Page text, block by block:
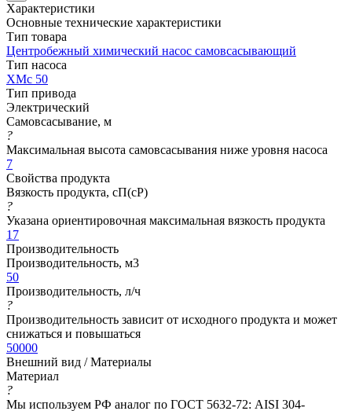
Характеристики
Основные технические характеристики
Тип товара
Центробежный химический насос самовсасывающий
Тип насоса
ХМс 50
Тип привода
Электрический
Самовсасывание, м
?
Максимальная высота самовсасывания ниже уровня насоса
7
Свойства продукта
Вязкость продукта, сП(cP)
?
Указана ориентировочная максимальная вязкость продукта
17
Производительность
Производительность, м3
50
Производительность, л/ч
?
Производительность зависит от исходного продукта и может
снижаться и повышаться
50000
Внешний вид / Материалы
Материал
?
Мы используем РФ аналог по ГОСТ 5632-72: AISI 304-